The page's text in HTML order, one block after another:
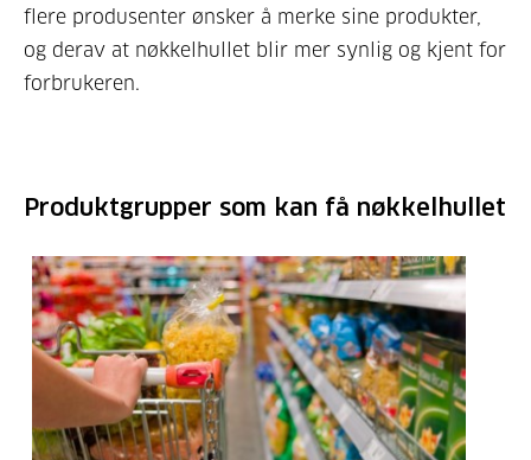
flere produsenter ønsker å merke sine produkter,
og derav at nøkkelhullet blir mer synlig og kjent for
forbrukeren.
Produktgrupper som kan få nøkkelhullet